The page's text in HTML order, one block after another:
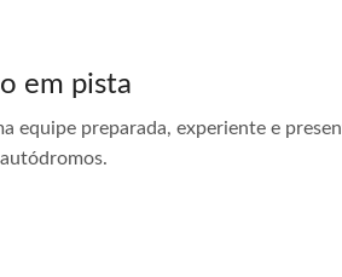
em pista
preparada, experiente e